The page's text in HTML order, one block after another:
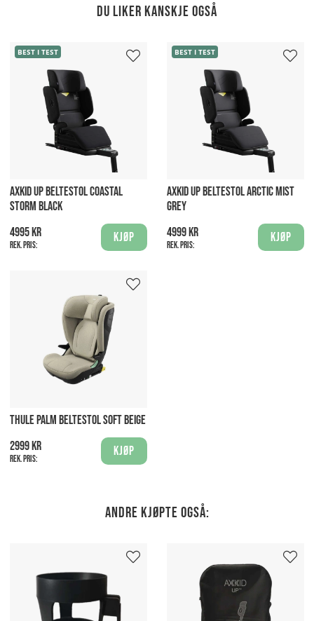
Du liker kanskje også
BEST I TEST
AXKID UP BELTESTOL COASTAL
STORM BLACK
4995 kr
Rek. pris:
Kjøp
BEST I TEST
AXKID UP BELTESTOL ARCTIC MIST
GREY
4999 kr
Rek. pris:
Kjøp
THULE PALM BELTESTOL SOFT BEIGE
2999 kr
Rek. pris:
Kjøp
Andre kjøpte også: